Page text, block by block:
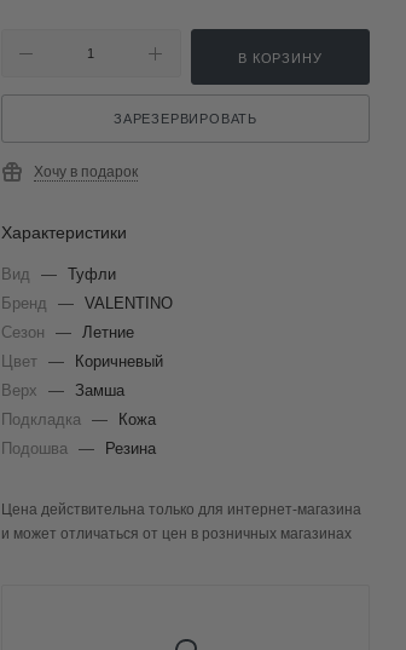
В КОРЗИНУ
ЗАРЕЗЕРВИРОВАТЬ
Хочу в подарок
Характеристики
Вид — Туфли
Бренд
— VALENTINO
Сезон
— Летние
Цвет —
Коричневый
Верх
— Замша
Подкладка —
Кожа
Подошва — Резина
Цена действительна только для интернет-магазина
и может отличаться от цен в розничных магазинах